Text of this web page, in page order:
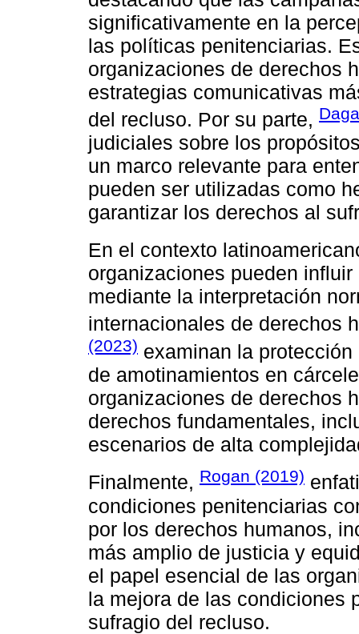
significativamente en la
las políticas penitenciarias.
organizaciones de derechos
estrategias comunicativas
del recluso. Por su parte,
judiciales sobre los
un marco relevante para
pueden ser utilizadas como
garantizar los derechos al
En el contexto
organizaciones pueden
mediante la interpretación
internacionales de derechos
(2023) examinan la
de amotinamientos en
organizaciones de derechos
derechos fundamentales,
escenarios de alta
Finalmente, Rogan (2019)
condiciones penitenciarias
por los derechos humanos,
más amplio de justicia y
el papel esencial de las
la mejora de las condiciones
sufragio del recluso.